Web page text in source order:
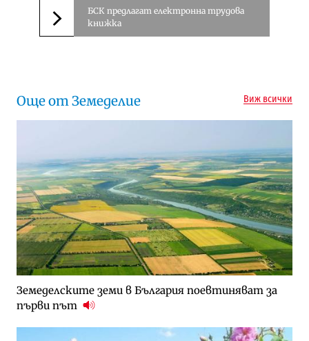
Следваща новина
БСК предлагат електронна трудова
книжка
Още от Земеделие Виж всички
Земеделските земи в България поевтиняват за
първи път